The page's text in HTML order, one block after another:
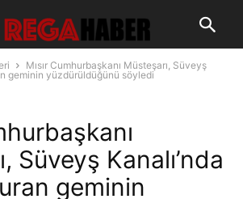
Mısır Cumhurbaşkanı Müsteşarı, Süveyş
geminin yüzdürüldüğünü söyledi
Süveyş Kanalı’nda
geminin